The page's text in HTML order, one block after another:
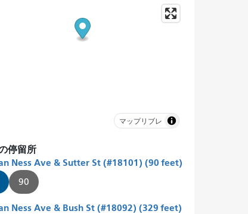
マップリブレ
停留所
Ness Ave & Sutter St (#18101) (90 feet)
90
Ness Ave & Bush St (#18092) (329 feet)